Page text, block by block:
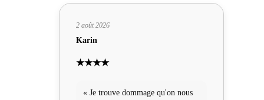
2 août 2026
Karin
★★★★
« Je trouve dommage qu'on nous